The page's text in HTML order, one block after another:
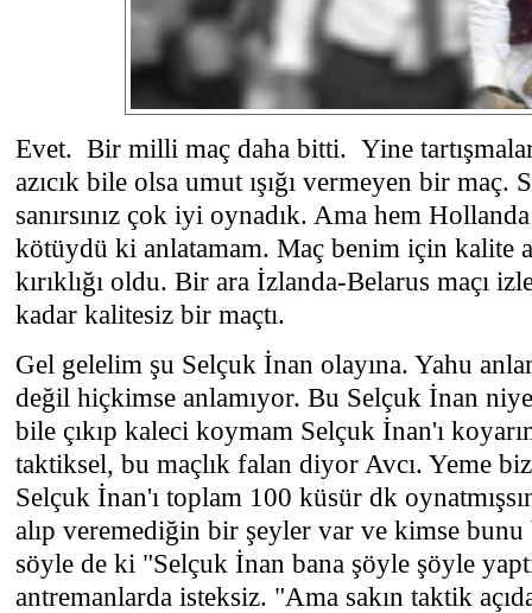
Evet. Bir milli maç daha bitti. Yine
azıcık bile olsa umut ışığı vermeyen bir maç.
sanırsınız çok iyi oynadık. Ama hem
kötüydü ki anlatamam. Maç benim için kalite
kırıklığı oldu. Bir ara İzlanda-Belarus maçı
kadar kalitesiz bir maçtı.
Gel gelelim şu Selçuk İnan olayına. Yahu
değil hiçkimse anlamıyor. Bu Selçuk İnan
bile çıkıp kaleci koymam Selçuk İnan'ı
taktiksel, bu maçlık falan diyor Avcı. Yeme
Selçuk İnan'ı toplam 100 küsür dk
alıp veremediğin bir şeyler var ve kimse
söyle de ki "Selçuk İnan bana şöyle şöyle
antremanlarda isteksiz. "Ama sakın taktik